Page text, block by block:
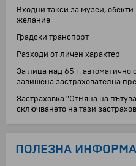
Входни такси за музеи,
желание
Градски транспорт
Разходи от личен характер
За лица над 65 г. автоматично
завишена застрахователна
Застраховка "Отмяна на
сключването на тази
ПОЛЕЗНА